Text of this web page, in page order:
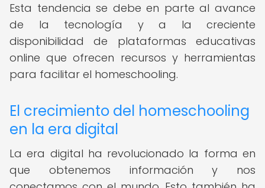
Esta tendencia se debe en parte al avance
de la tecnología y a la creciente
disponibilidad de plataformas educativas
online que ofrecen recursos y herramientas
para facilitar el homeschooling.
El crecimiento del homeschooling
en la era digital
La era digital ha revolucionado la forma en
que obtenemos información y nos